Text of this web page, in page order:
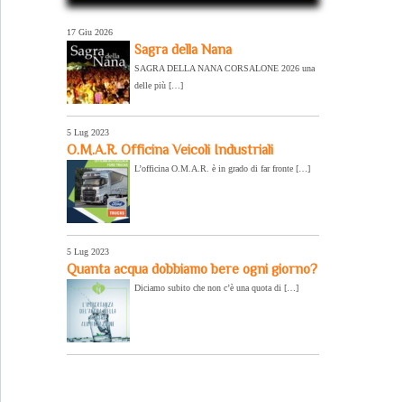
17 Giu 2026
Sagra della Nana
SAGRA DELLA NANA CORSALONE 2026 una
delle più […]
5 Lug 2023
O.M.A.R. Officina Veicoli Industriali
L’officina O.M.A.R. è in grado di far fronte […]
5 Lug 2023
Quanta acqua dobbiamo bere ogni giorno?
Diciamo subito che non c’è una quota di […]